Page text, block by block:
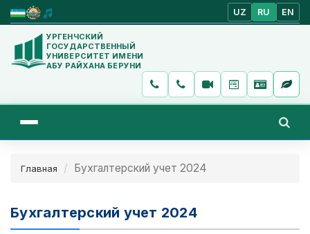
UZ RU EN
УРГЕНЧСКИЙ
ГОСУДАРСТВЕННЫЙ
УНИВЕРСИТЕТ ИМЕНИ
АБУ РАЙХАНА БЕРУНИ
Главная Бухгалтерский учет 2024
Бухгалтерский учет 2024